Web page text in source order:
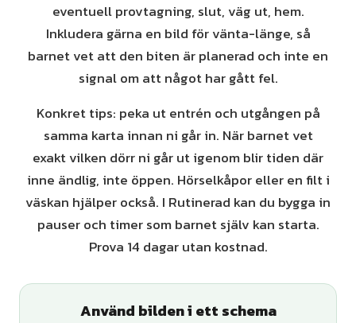
eventuell provtagning, slut, väg ut, hem.
Inkludera gärna en bild för vänta-länge, så
barnet vet att den biten är planerad och inte en
signal om att något har gått fel.
Konkret tips: peka ut entrén och utgången på
samma karta innan ni går in. När barnet vet
exakt vilken dörr ni går ut igenom blir tiden där
inne ändlig, inte öppen. Hörselkåpor eller en filt i
väskan hjälper också. I Rutinerad kan du bygga in
pauser och timer som barnet själv kan starta.
Prova 14 dagar utan kostnad.
Använd bilden i ett schema